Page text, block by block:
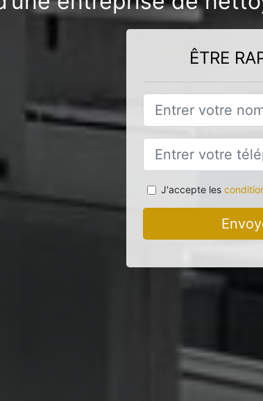
ÊTRE
J'accepte les